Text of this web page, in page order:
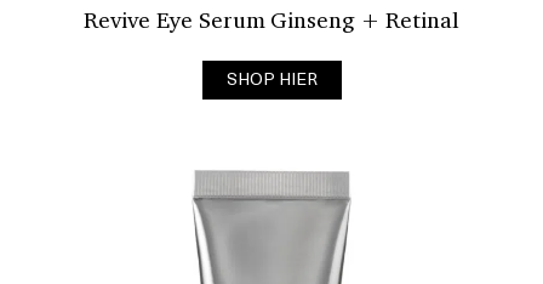
Revive Eye Serum Ginseng + Retinal
SHOP HIER